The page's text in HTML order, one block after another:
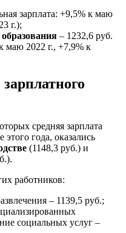
зарплата: +9,5% к маю
г.);
– 1232,6 руб.
маю 2022 г., +7,9% к
средняя зарплата
года, оказались
(1148,3 руб.) и
работников:
– 1139,5 руб.;
социальных услуг –